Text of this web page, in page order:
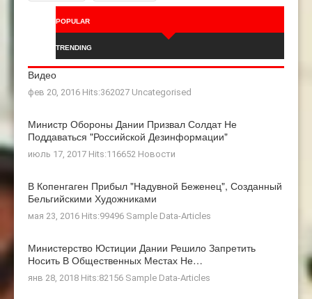
POPULAR
TRENDING
Видео
фев 20, 2016 Hits:362027 Uncategorised
Министр Обороны Дании Призвал Солдат Не
Поддаваться "российской Дезинформации"
июль 17, 2017 Hits:116652 Новости
В Копенгаген Прибыл "Надувной Беженец", Созданный
Бельгийскими Художниками
мая 23, 2016 Hits:99496 Sample Data-Articles
Министерство Юстиции Дании Решило Запретить
Носить В Общественных Местах Не…
янв 28, 2018 Hits:82156 Sample Data-Articles